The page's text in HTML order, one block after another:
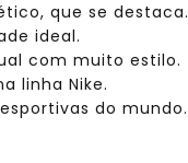
que se destaca.
ideal.
com muito estilo.
linha Nike.
do mundo.